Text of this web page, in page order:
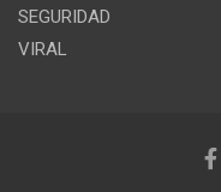
SEGURIDAD
VIRAL